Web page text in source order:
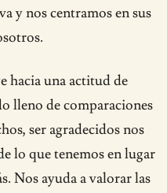
y nos centramos en sus
hacia una actitud de
lleno de comparaciones
ser agradecidos nos
lo que tenemos en lugar
Nos ayuda a valorar las